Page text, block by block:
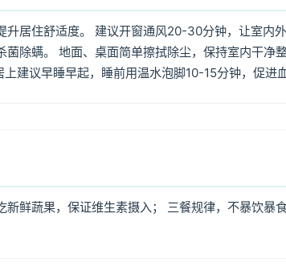
居住舒适度。 建议开窗通风20-30分钟，让室内外
除螨。 地面、桌面简单擦拭除尘，保持室内干净
建议早睡早起，睡前用温水泡脚10-15分钟，促进
鲜蔬果，保证维生素摄入； 三餐规律，不暴饮暴